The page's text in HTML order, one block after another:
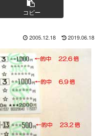
コピー
2005.12.18 2019.06.18